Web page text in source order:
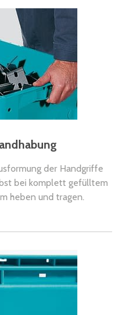
der Handgriffe
bei komplett gefülltem
heben und tragen.